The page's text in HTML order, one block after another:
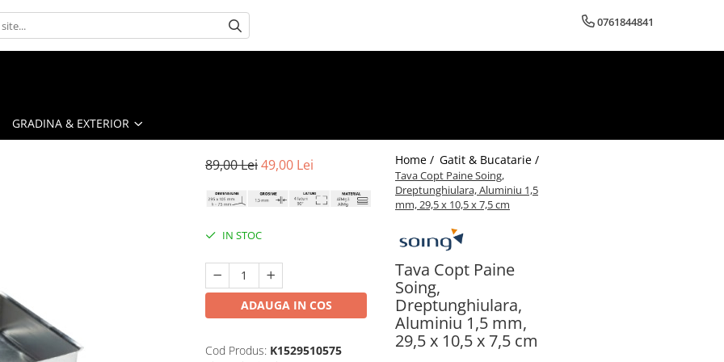
0761844841
GRADINA & EXTERIOR
Home / Gatit & Bucatarie /
Tava Copt Paine Soing,
Dreptunghiulara, Aluminiu 1,5
mm, 29,5 x 10,5 x 7,5 cm
Tava Copt Paine
Soing,
Dreptunghiulara,
Aluminiu 1,5 mm,
29,5 x 10,5 x 7,5 cm
89,00 Lei49,00 Lei
IN STOC
ADAUGA IN COS
Cod Produs: K1529510575